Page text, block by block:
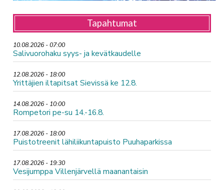
Tapahtumat
10.08.2026 - 07:00
Salivuorohaku syys- ja kevätkaudelle
12.08.2026 - 18:00
Yrittäjien iltapitsat Sievissä ke 12.8.
14.08.2026 - 10:00
Rompetori pe-su 14.-16.8.
17.08.2026 - 18:00
Puistotreenit lähiliikuntapuisto Puuhaparkissa
17.08.2026 - 19:30
Vesijumppa Villenjärvellä maanantaisin